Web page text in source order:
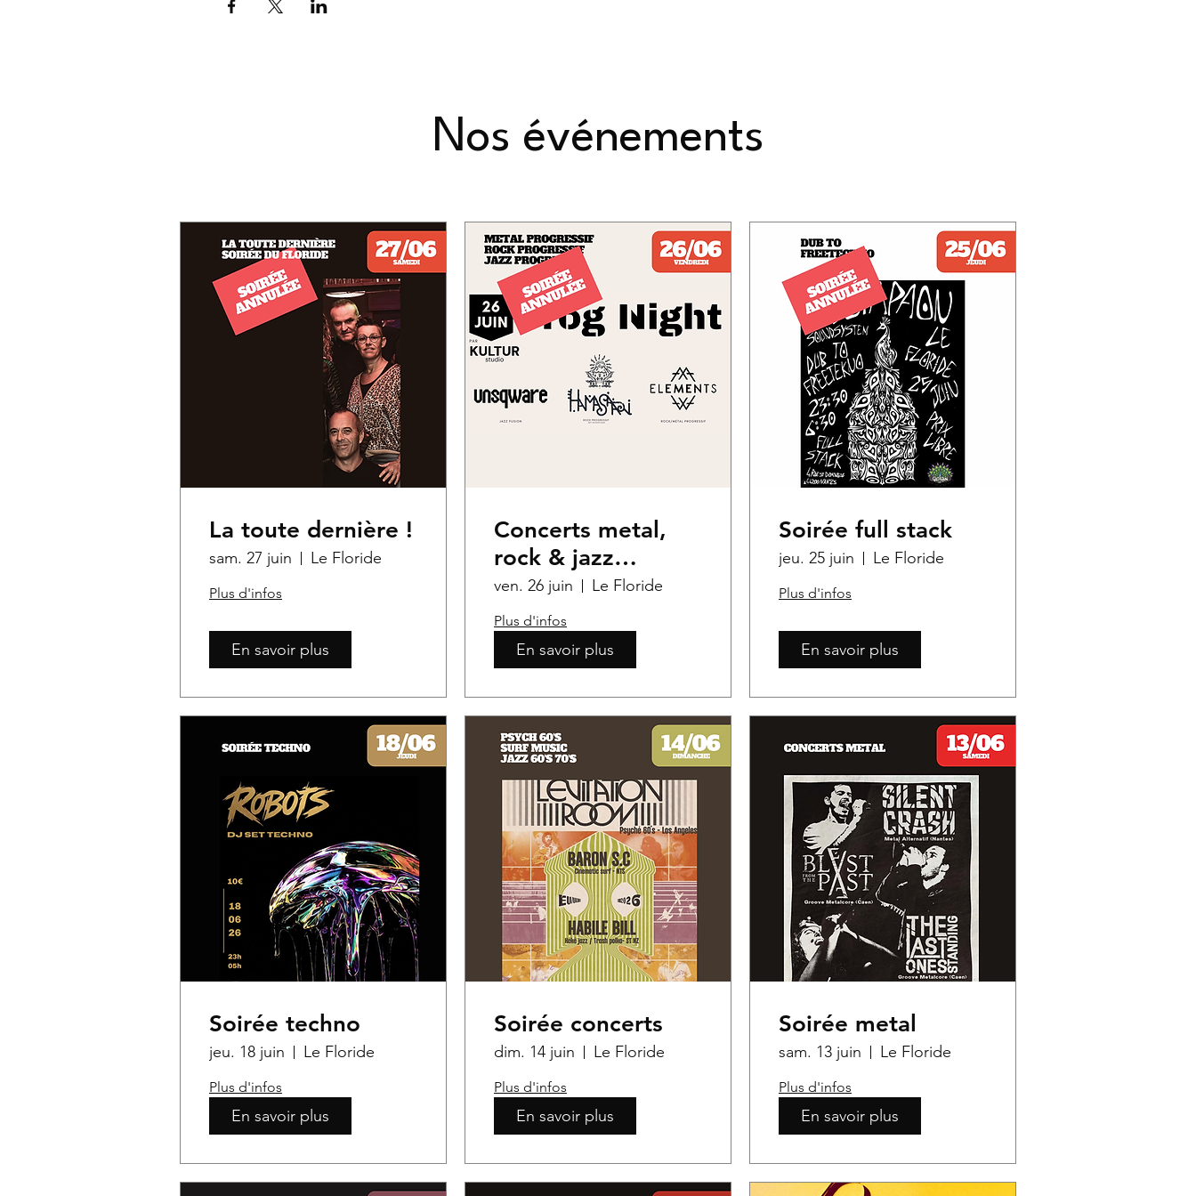
Nos événements
La toute dernière !
sam. 27 juin Le Floride
Plus d'infos
En savoir plus
Concerts metal,
rock & jazz
progressif
ven. 26 juin Le Floride
Plus d'infos
En savoir plus
Soirée full stack
jeu. 25 juin Le Floride
Plus d'infos
En savoir plus
Soirée techno
jeu. 18 juin Le Floride
Plus d'infos
En savoir plus
Soirée concerts
dim. 14 juin Le Floride
Plus d'infos
En savoir plus
Soirée metal
sam. 13 juin Le Floride
Plus d'infos
En savoir plus